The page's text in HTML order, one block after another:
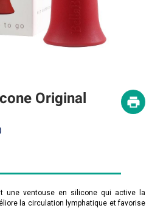
Original
une ventouse en silicone qui active la
la circulation lymphatique et favorise